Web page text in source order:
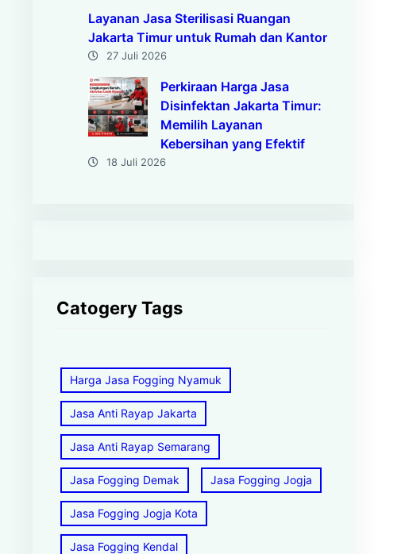
Layanan Jasa Sterilisasi Ruangan
Jakarta Timur untuk Rumah dan Kantor
27 Juli 2026
Perkiraan Harga Jasa
Disinfektan Jakarta Timur:
Memilih Layanan
Kebersihan yang Efektif
18 Juli 2026
Catogery Tags
Harga Jasa Fogging Nyamuk
Jasa Anti Rayap Jakarta
Jasa Anti Rayap Semarang
Jasa Fogging Demak Jasa Fogging Jogja
Jasa Fogging Jogja Kota
Jasa Fogging Kendal